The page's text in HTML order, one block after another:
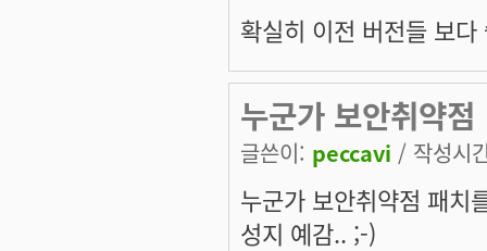
확실히 이전 버전들 보
누군가 보안취약점
글쓴이: peccavi / 작성시
누군가 보안취약점 패치
성지 예감.. ;-)